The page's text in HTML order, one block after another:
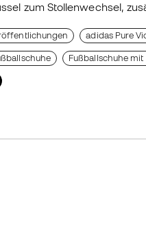
zum Stollenwechsel,
adidas Pure
Fußballschuhe mit